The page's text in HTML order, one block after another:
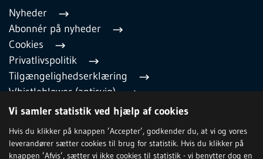
Vi samler statistik ved hjælp af cookies
Hvis du klikker på knappen ’Accepter’, godkender du, at vi og vores
leverandører sætter cookies til brug for statistik. Hvis du klikker på
knappen ’Afvis’, sætter vi ikke cookies til statistik - vi benytter dog en
Nyheder
Abonnér på nyheder
Cookies
Privatlivspolitik
Tilgængelighedserklæring
Whistleblower (antisvig)
English
TILMELD NYHEDSBREV